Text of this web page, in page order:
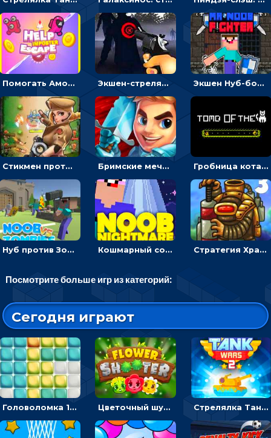
Помогать Амонг Ас бежать из комнаты через преграды - приключения Экшен-стрелялка по зомби: целиться и попадать в бегущих монстров Экшен Нуб-боец: прыгать через препятствия или бить врагов мечом
Стикмен против Зомби: стрелять в зомби и развивать воина Бримские мечи: бежать через преграды, бить врагов и собирать монеты Гробница кота: искать выход в лабиринте, собирая золото
Нуб против Зомби: направлять линию на врага и бить молотом Кошмарный сон Нуба: балансируй, чтобы выжить Стратегия Хранители рощи: расставлять монстров, чтобы охранять камни от врагов
Посмотрите больше игр из категорий:
Сегодня играют
Головоломка 10х10 Цветочный шутер: стрелять пчелками по цветам Стрелялка Танковые войны: бить по танку врага, чтобы уничтожить зло